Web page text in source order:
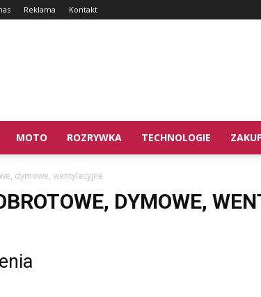
Reklama Kontakt
MOTO ROZRYWKA TECHNOLOGIE
dymowe, wentylacyjne
DYMOWE,